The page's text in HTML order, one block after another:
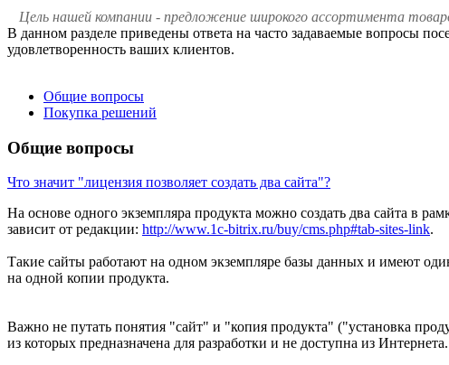
Цель нашей компании - предложение широкого ассортимента
В данном разделе приведены ответа на часто задаваемые вопросы
удовлетворенность ваших клиентов.
Общие вопросы
Покупка решений
Общие вопросы
Что значит "лицензия позволяет создать два сайта"?
На основе одного экземпляра продукта можно создать два сайта в
зависит от редакции: http://www.1c-bitrix.ru/buy/cms.php#tab-sites-link.
Такие сайты работают на одном экземпляре базы данных и имеют
на одной копии продукта.
Важно не путать понятия "сайт" и "копия продукта" ("установка
из которых предназначена для разработки и не доступна из Интернета.